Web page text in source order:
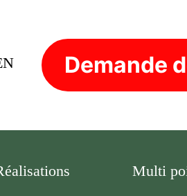
Demande
Multi